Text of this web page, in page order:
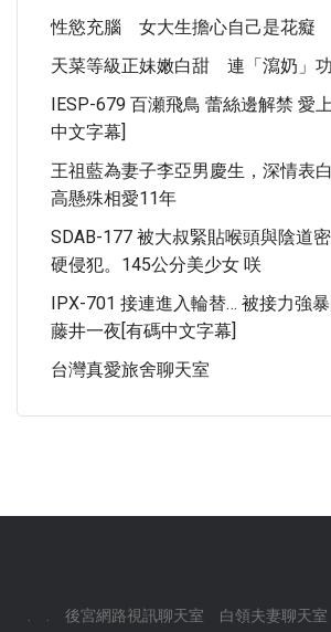
性慾充腦 女大生擔心自己是花癡
天菜等級正妹嫩白甜 連「瀉奶」
IESP-679 百瀬飛鳥 蕾絲邊解禁 愛
中文字幕]
王祖藍為妻子李亞男慶生，深情表
高懸殊相愛11年
SDAB-177 被大叔緊貼喉頭與陰道
硬侵犯。145公分美少女 咲
IPX-701 接連進入輪替… 被接力強暴
藤井一夜[有碼中文字幕]
台灣真愛旅舍聊天室
後宮網路視訊聊天室 白領夫妻聊天室